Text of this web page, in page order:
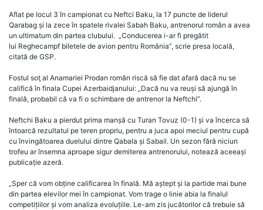
Aflat pe locul 3 în campionat cu Neftci Baku, la 17 puncte de liderul
Qarabag și la zece în spatele rivalei Sabah Baku, antrenorul român a avea
un ultimatum din partea clubului. „Conducerea i-ar fi pregătit
lui Reghecampf biletele de avion pentru România”, scrie presa locală,
citată de GSP.
Fostul soţ al Anamariei Prodan român riscă să fie dat afară dacă nu se
califică în finala Cupei Azerbaidjanului: „Dacă nu va reuși să ajungă în
finală, probabil că va fi o schimbare de antrenor la Neftchi”.
Neftchi Baku a pierdut prima manșă cu Turan Tovuz (0-1) și va încerca să
întoarcă rezultatul pe teren propriu, pentru a juca apoi meciul pentru cupă
cu învingătoarea duelului dintre Qabala și Sabail. Un sezon fără niciun
trofeu ar însemna aproape sigur demiterea antrenorului, notează aceeași
publicație azeră.
„Sper că vom obține calificarea în finală. Mă aștept și la partide mai bune
din partea elevilor mei în campionat. Vom trage o linie abia la finalul
competițiilor și vom analiza evoluțiile. Le-am zis jucătorilor că trebuie să